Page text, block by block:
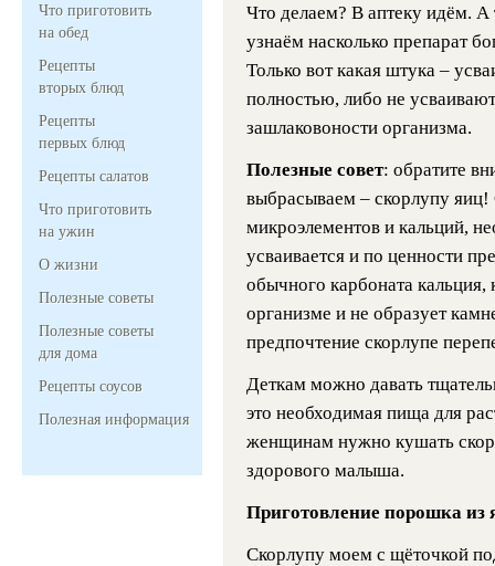
Что приготовить
на обед
Рецепты
вторых блюд
Рецепты
первых блюд
Рецепты салатов
Что приготовить
на ужин
О жизни
Полезные советы
Полезные советы
для дома
Рецепты соусов
Полезная информация
Что делаем? В аптеку идём.
узнаём насколько препарат
Только вот какая штука –
полностью, либо не
зашлаковоности организма.
Полезные совет: обратите
выбрасываем – скорлупу
микроэлементов и кальций,
усваивается и по ценности
обычного карбоната кальция,
организме и не образует
предпочтение скорлупе
Деткам можно давать
это необходимая пища для
женщинам нужно кушать
здорового малыша.
Приготовление порошка из
Скорлупу моем с щёточкой